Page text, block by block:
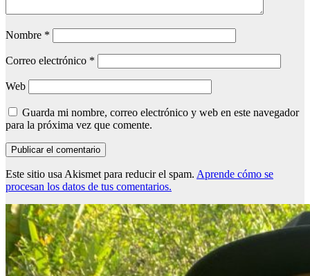
Nombre *
Correo electrónico *
Web
Guarda mi nombre, correo electrónico y web en este navegador
para la próxima vez que comente.
Este sitio usa Akismet para reducir el spam. Aprende cómo se
procesan los datos de tus comentarios.